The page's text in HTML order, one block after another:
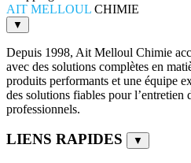
AIT MELLOUL CHIMIE
▼
Depuis 1998, Ait Melloul Chimie
avec des solutions complètes en
produits performants et une équipe
des solutions fiables pour l’entretien
professionnels.
LIENS RAPIDES ▼